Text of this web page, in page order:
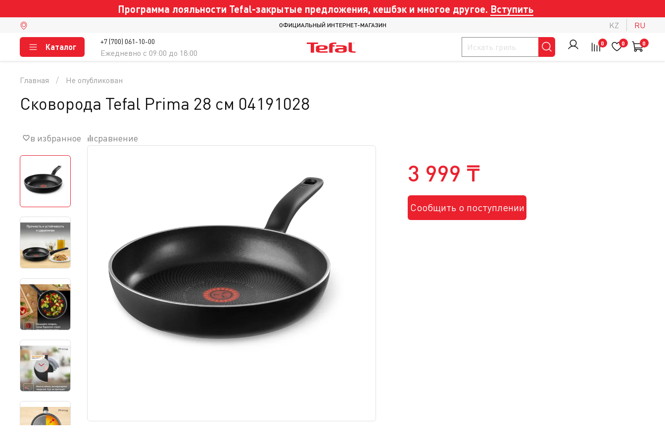
Программа лояльности Tefal-закрытые предложения, кешбэк и многое другое. Вступить
ОФИЦИАЛЬНЫЙ ИНТЕРНЕТ-МАГАЗИН KZ RU
+7 (700) 061-10-00
Ежедневно c 09:00 до 18:00
Каталог 0 0 0
3 999 ₸
Сообщить о поступлении
Главная Не опубликован
Сковорода Tefal Prima 28 см 04191028
в избранное сравнение